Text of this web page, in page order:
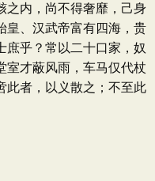
之内，尚不得奢靡，己身
皇、汉武帝富有四海，贵
庶乎？常以二十口家，奴
室才蔽风雨，车马仅代杖
此者，以义散之；不至此